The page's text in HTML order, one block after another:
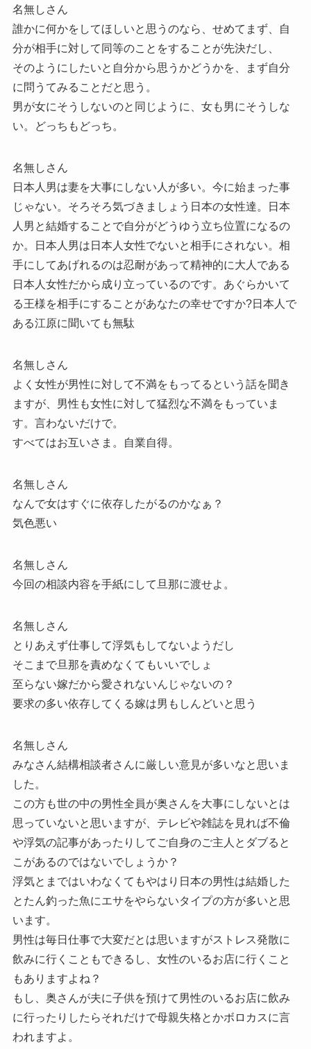
名無しさん
誰かに何かをしてほしいと思うのなら、せめてまず、自
分が相手に対して同等のことをすることが先決だし、
そのようにしたいと自分から思うかどうかを、まず自分
に問うてみることだと思う。
男が女にそうしないのと同じように、女も男にそうしな
い。どっちもどっち。
名無しさん
日本人男は妻を大事にしない人が多い。今に始まった事
じゃない。そろそろ気づきましょう日本の女性達。日本
人男と結婚することで自分がどうゆう立ち位置になるの
か。日本人男は日本人女性でないと相手にされない。相
手にしてあげれるのは忍耐があって精神的に大人である
日本人女性だから成り立っているのです。あぐらかいて
る王様を相手にすることがあなたの幸せですか?日本人で
ある江原に聞いても無駄
名無しさん
よく女性が男性に対して不満をもってるという話を聞き
ますが、男性も女性に対して猛烈な不満をもっていま
す。言わないだけで。
すべてはお互いさま。自業自得。
名無しさん
なんで女はすぐに依存したがるのかなぁ？
気色悪い
名無しさん
今回の相談内容を手紙にして旦那に渡せよ。
名無しさん
とりあえず仕事して浮気もしてないようだし
そこまで旦那を責めなくてもいいでしょ
至らない嫁だから愛されないんじゃないの？
要求の多い依存してくる嫁は男もしんどいと思う
名無しさん
みなさん結構相談者さんに厳しい意見が多いなと思いま
した。
この方も世の中の男性全員が奥さんを大事にしないとは
思っていないと思いますが、テレビや雑誌を見れば不倫
や浮気の記事があったりしてご自身のご主人とダブると
こがあるのではないでしょうか？
浮気とまではいわなくてもやはり日本の男性は結婚した
とたん釣った魚にエサをやらないタイプの方が多いと思
います。
男性は毎日仕事で大変だとは思いますがストレス発散に
飲みに行くこともできるし、女性のいるお店に行くこと
もありますよね？
もし、奥さんが夫に子供を預けて男性のいるお店に飲み
に行ったりしたらそれだけで母親失格とかボロカスに言
われますよ。